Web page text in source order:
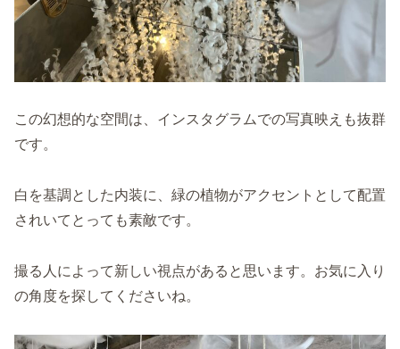
この幻想的な空間は、インスタグラムでの写真映えも抜群
です。
白を基調とした内装に、緑の植物がアクセントとして配置
されいてとっても素敵です。
撮る人によって新しい視点があると思います。お気に入り
の角度を探してくださいね。